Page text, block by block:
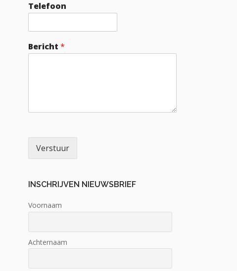
Telefoon
Bericht *
Verstuur
INSCHRIJVEN NIEUWSBRIEF
Voornaam
Achternaam